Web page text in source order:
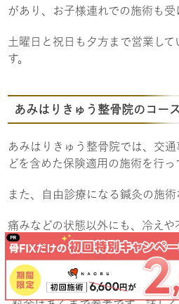
があり、お子様連れでの施術も受
土曜日と祝日も夕方まで営業し
す。
あみはりきゅう整骨院のコー
あみはりきゅう整骨院では、交
どを含めた保険適用の施術を行っ
また、自由診療になる鍼灸の施術
痛みなどの状態以外にも、冷えや
受けています。